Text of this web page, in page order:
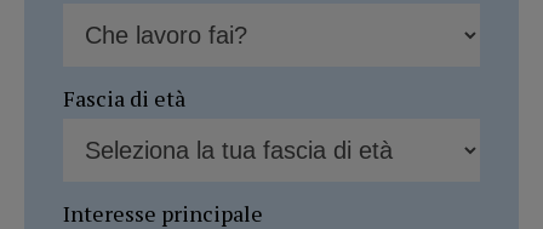
Fascia di età
Interesse principale